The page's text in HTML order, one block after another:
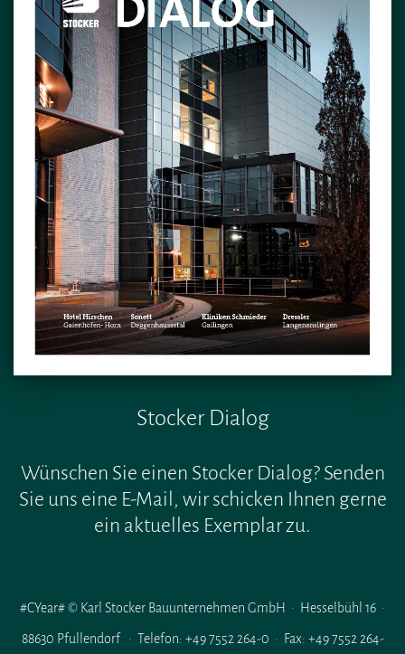
Stocker Dialog
Wünschen Sie einen Stocker Dialog? Senden
Sie uns eine E-Mail, wir schicken Ihnen gerne
ein aktuelles Exemplar zu.
#CYear# © Karl Stocker Bauunternehmen GmbH · Hesselbühl 16 ·
88630 Pfullendorf · Telefon: +49 7552 264-0 · Fax: +49 7552 264-